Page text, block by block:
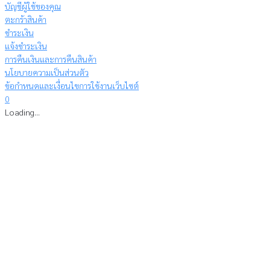
บัญชีผู้ใช้ของคุณ
ตะกร้าสินค้า
ชำระเงิน
แจ้งชำระเงิน
การคืนเงินและการคืนสินค้า
นโยบายความเป็นส่วนตัว
ข้อกำหนดและเงื่อนไขการใช้งานเว็บไซต์
0
Loading...